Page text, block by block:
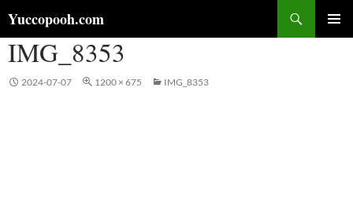
ン
テ
ン
ツ
Yuccopooh.com
索
IMG_8353
2024-07-07 1200 × 675 IMG_8353